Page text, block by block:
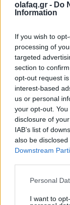
olafaq.gr - Do
Information
If you wish to
processing of
targeted
section to
opt-out request
interest-based
us or personal
your opt-out.
disclosure of
IAB’s list of
also be
Downstream
Personal
I want to
πραγματική
που βαραίνει
Συμβουλή:
κάθε μέρα
αυτό. Σπάσε
μια αίσθηση
ανυψώνει το